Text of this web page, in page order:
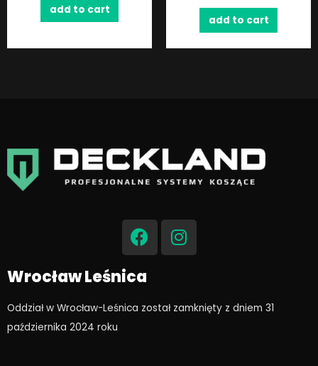
add to cart
add to cart
F
a
c
e
b
o
o
I
n
s
g
r
Wrocław Leśnica
Oddział w Wrocław-Leśnica został zamknięty z dniem 31
października 2024 roku​